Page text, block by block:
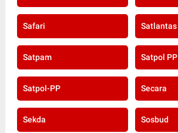
Safari Satlantas
Satpam Satpol PP
Satpol-PP Secara
Sekda Sosbud